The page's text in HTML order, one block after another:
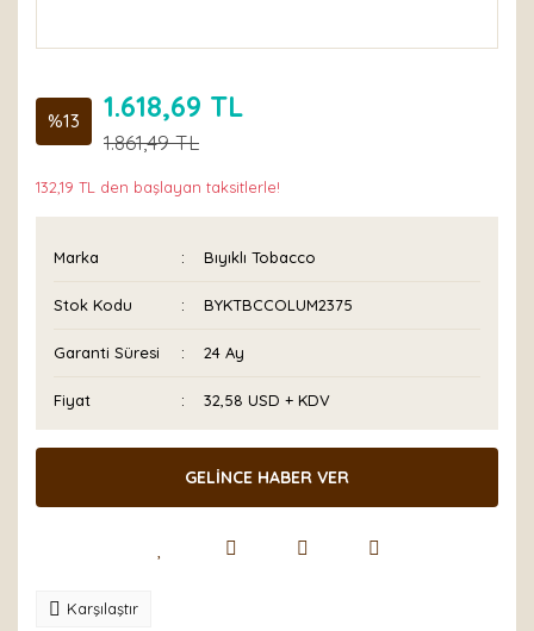
%13 1.618,69 TL
1.861,49 TL
132,19 TL den başlayan taksitlerle!
Marka Bıyıklı Tobacco
Stok Kodu BYKTBCCOLUM2375
Garanti Süresi 24 Ay
Fiyat 32,58 USD + KDV
GELİNCE HABER VER
Karşılaştır